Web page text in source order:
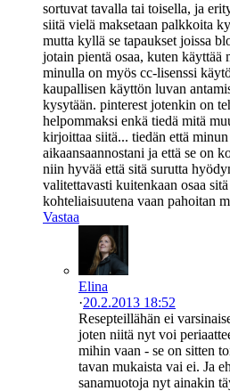
sortuvat tavalla tai toisella, ja
siitä vielä maksetaan palkkoita
mutta kyllä se tapaukset joissa
jotain pientä osaa, kuten käyttää
minulla on myös cc-lisenssi
kaupallisen käyttön luvan
kysytään. pinterest jotenkin on
helpommaksi enkä tiedä mitä
kirjoittaa siitä... tiedän että
aikaansaannostani ja että se on
niin hyvää että sitä surutta
valitettavasti kuitenkaan osaa
kohteliaisuutena vaan pahoitan
Vastaa
Elina
·20.2.2013 18:52
Resepteillähän ei
joten niitä nyt voi
mihin vaan - se on sitten
tavan mukaista vai ei. Ja
sanamuotoja nyt ainakin